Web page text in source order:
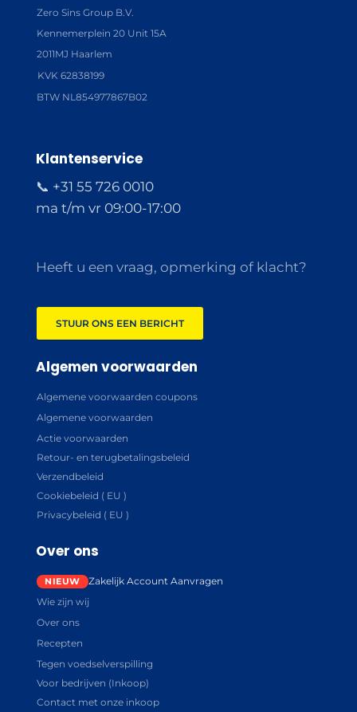
Zero Sins Group B.V.
Kennemerplein 20 Unit 15A
2011MJ Haarlem
KVK 62838199
BTW NL854977867B02
Klantenservice
📞 +31 55 726 0010
ma t/m vr 09:00-17:00
Heeft u een vraag, opmerking of klacht?
STUUR ONS EEN BERICHT
Algemen voorwaarden
Algemene voorwaarden coupons
Algemene voorwaarden
Actie voorwaarden
Retour- en terugbetalingsbeleid
Verzendbeleid
Cookiebeleid ( EU )
Privacybeleid ( EU )
Over ons
Zakelijk Account Aanvragen
Wie zijn wij
Over ons
Recepten
Tegen voedselverspilling
Voor bedrijven (Inkoop)
Contact met onze inkoop